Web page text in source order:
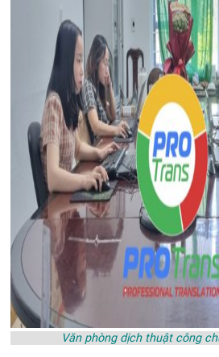
Văn phòng dịch thuật công